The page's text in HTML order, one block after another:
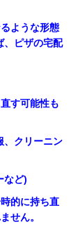
ような形態
、ピザの宅配
す可能性も
、クリーニン
など)
的に持ち直
せん。